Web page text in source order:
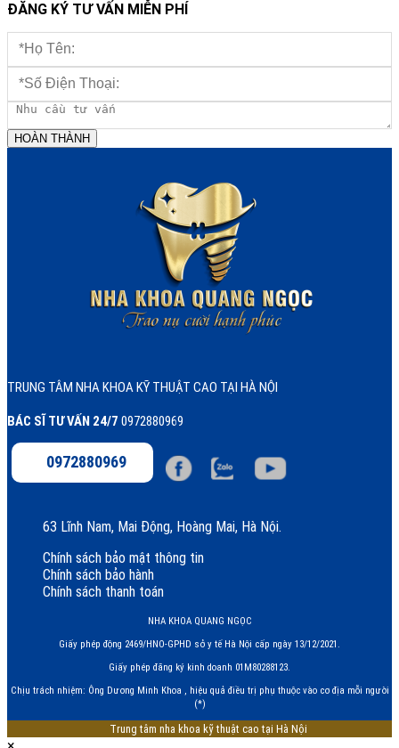
ĐĂNG KÝ TƯ VẤN MIỄN PHÍ
TRUNG TÂM NHA KHOA KỸ THUẬT CAO TẠI HÀ NỘI
BÁC SĨ TƯ VẤN 24/7 0972880969
0972880969
63 Lĩnh Nam, Mai Động, Hoàng Mai, Hà Nội.
Chính sách bảo mật thông tin
Chính sách bảo hành
Chính sách thanh toán
NHA KHOA QUANG NGỌC
Giấy phép động 2469/HNO-GPHD sở y tế Hà Nội cấp ngày 13/12/2021.
Giấy phép đăng ký kinh doanh 01M80288123.
Chịu trách nhiệm: Ông Dương Minh Khoa , hiệu quả điều trị phụ thuộc vào cơ địa mỗi người
(*)
Trung tâm nha khoa kỹ thuật cao tại Hà Nội